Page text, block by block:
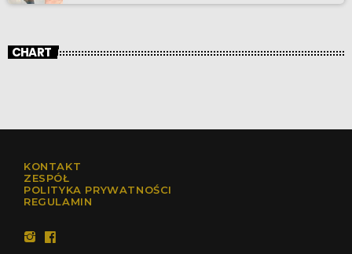
CHART
KONTAKT
ZESPÓŁ
POLITYKA PRYWATNOŚCI
REGULAMIN